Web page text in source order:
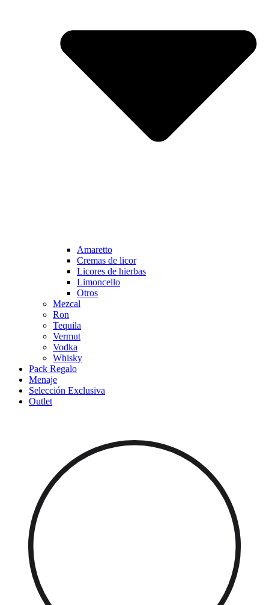
Amaretto
Cremas de licor
Licores de hierbas
Limoncello
Otros
Mezcal
Ron
Tequila
Vermut
Vodka
Whisky
Pack Regalo
Menaje
Selección Exclusiva
Outlet